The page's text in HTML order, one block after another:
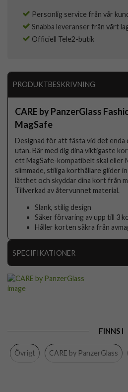
Personlig service från vår
Snabba leveranser från vårt
Officiell Tele2-butik
PRODUKTBESKRIVNING
CARE by PanzerGlass
MagSafe
Designad för att fästa vid det enda
utan. Bär med dig dina viktigaste
ett MagSafe-kompatibelt skal eller
slimmade, stiliga korthållare glider
lätthet och skyddar dina kort från
Tillverkad av återvunnet material.
Slank, stilig design
Säker förvaring av upp till 3
Håller korten säkra från
SPECIFIKATIONER
Artikelnummer
Produkttyp
Material
Varumärke
FINNS I
Övrigt CARE by PanzerGlass